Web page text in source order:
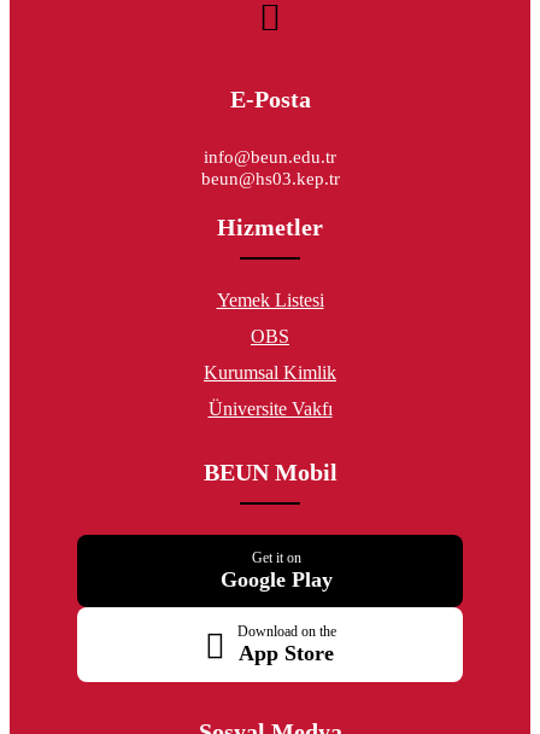
E-Posta
info@beun.edu.tr
beun@hs03.kep.tr
Hizmetler
Yemek Listesi
OBS
Kurumsal Kimlik
Üniversite Vakfı
BEUN Mobil
Get it on
Google Play
Download on the
App Store